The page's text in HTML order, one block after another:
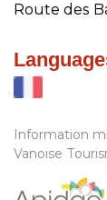
Route des
Information
Vanoise